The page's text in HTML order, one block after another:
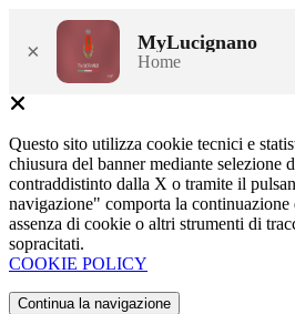
× MyLucignano
Home
Questo sito utilizza cookie tecnici e
chiusura del banner mediante selezione
contraddistinto dalla X o tramite il
navigazione" comporta la
assenza di cookie o altri strumenti di
sopracitati.
COOKIE POLICY
Continua la navigazione